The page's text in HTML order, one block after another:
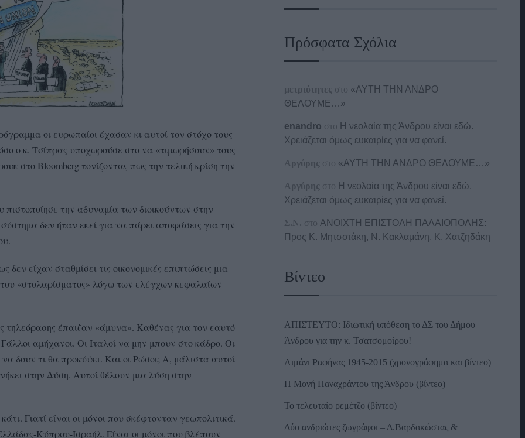
οι ευρωπαίοι έχασαν κι αυτοί τον στόχο τους
ο κ. Τσίπρας υποχωρούσε στο να «τιμωρήσουν» τους
στο Bloomberg τονίζοντας πως την τελική κρίση την
την αδυναμία των διοικούντων στην
δεν ήταν εκεί για να πάρει αποφάσεις για την
είχαν σταθμίσει τις οικονομικές επιπτώσεις μια
του «στολαρίσματος» λόγω των ελέγχων κεφαλαίων
τηλεόρασης έπαιζαν «άμυνα». Καθένας για τον εαυτό
αμήχανοι. Οι Ιταλοί να μην μπουν στο κάδρο. Οι
δουν τι θα προκύψει. Και οι Ρώσοι; Α, μάλιστα αυτοί
στην Δύση. Αυτοί θέλουν μια λύση στην
Γιατί είναι οι μόνοι που σκέφτονταν γεωπολιτικά.
Κύπρου-Ισραήλ. Είναι οι μόνοι που βλέπουν
Πρόσφατα Σχόλια
μετριότητες στο «ΑΥΤΗ ΤΗΝ ΑΝΔΡΟ
ΘΕΛΟΥΜΕ…»
enandro στο Η νεολαία της Άνδρου είναι εδώ.
Χρειάζεται όμως ευκαιρίες για να φανεί.
Αργύρης στο «ΑΥΤΗ ΤΗΝ ΑΝΔΡΟ ΘΕΛΟΥΜΕ…»
Αργύρης στο Η νεολαία της Άνδρου είναι εδώ.
Χρειάζεται όμως ευκαιρίες για να φανεί.
Σ.Ν. στοΑΝΟΙΧΤΗ ΕΠΙΣΤΟΛΗ ΠΑΛΑΙΟΠΟΛΗΣ:
Προς K. Μητσοτάκη, N. Κακλαμάνη, K. Χατζηδάκη
Βίντεο
ΑΠΙΣΤΕΥΤΟ: Ιδιωτική υπόθεση το ΔΣ του Δήμου
Άνδρου για την κ. Τσατσομοίρου!
Λιμάνι Ραφήνας 1945-2015 (χρονογράφημα και βίντεο)
Η Μονή Παναχράντου της Άνδρου (βίντεο)
Το τελευταίο ρεμέτζο (βίντεο)
Δύο ανδριώτες ζωγράφοι – Δ.Βαρδακώστας &